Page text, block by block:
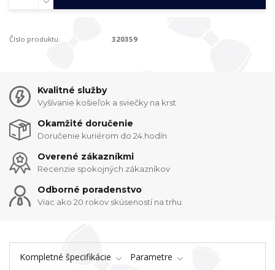
Číslo produktu: 320359
Kvalitné služby
Vyšívanie košieľok a sviečky na krst
Okamžité doručenie
Doručenie kuriérom do 24.hodín
Overené zákazníkmi
Recenzie spokojných zákazníkov
Odborné poradenstvo
Viac ako 20 rokov skúseností na trhu
Kompletné špecifikácie Parametre